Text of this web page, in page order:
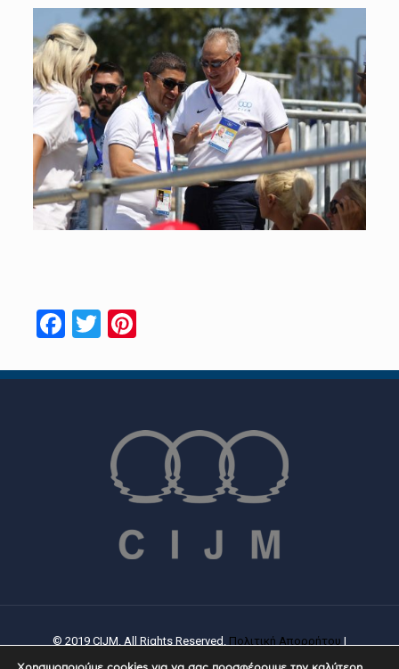
Facebook
TwitterPinterest
© 2019 CIJM. All Rights Reserved. Πολιτική Απορρήτου |